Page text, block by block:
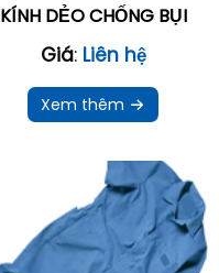
KÍNH DẺO CHỐNG BỤI
Giá: Liên hệ
Xem thêm